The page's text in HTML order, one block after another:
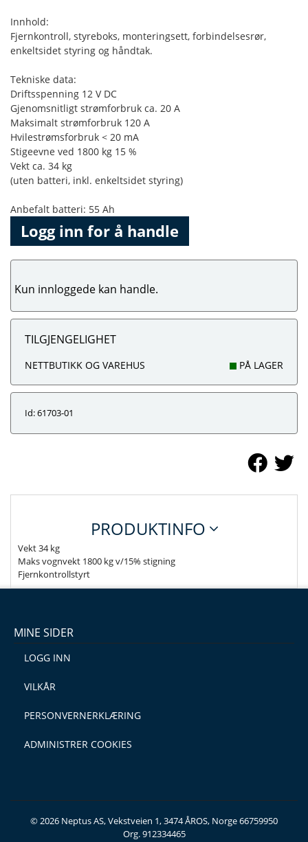
Innhold:
Fjernkontroll, styreboks, monteringsett, forbindelsesrør,
enkeltsidet styring og håndtak.
Tekniske data:
Driftsspenning 12 V DC
Gjenomsnitligt strømforbruk ca. 20 A
Maksimalt strømforbruk 120 A
Hvilestrømsforbruk < 20 mA
Stigeevne ved 1800 kg 15 %
Vekt ca. 34 kg
(uten batteri, inkl. enkeltsidet styring)
Anbefalt batteri: 55 Ah
Logg inn for å handle
Kun innloggede kan handle.
TILGJENGELIGHET
NETTBUTIKK OG VAREHUS PÅ LAGER
Id: 61703-01
PRODUKTINFO
Vekt 34 kg
Maks vognvekt 1800 kg v/15% stigning
Fjernkontrollstyrt
MINE SIDER
LOGG INN
VILKÅR
PERSONVERNERKLÆRING
ADMINISTRER COOKIES
© 2026 Neptus AS, Vekstveien 1, 3474 ÅROS, Norge 66759950
Org. 912334465